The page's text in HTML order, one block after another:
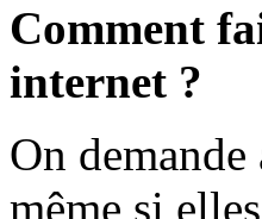
Comment
internet ?
On
même si